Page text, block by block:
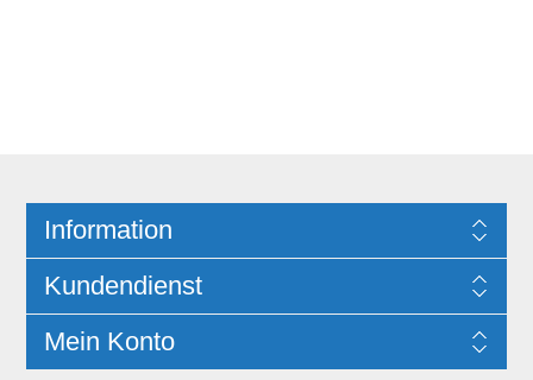
Information
Kundendienst
Mein Konto